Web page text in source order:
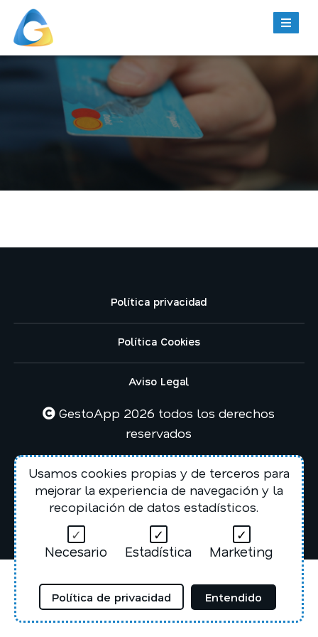
Política privacidad
Política Cookies
Aviso Legal
GestoApp 2026 todos los derechos
reservados
Desarrollado porcodeados.com
Usamos cookies propias y de terceros para
mejorar la experiencia de navegación y la
recopilación de datos estadísticos.
Necesario Estadística Marketing
Política de privacidad Entendido